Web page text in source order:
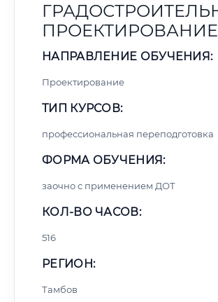
ПРОЕКТИРОВАНИЕ
НАПРАВЛЕНИЕ ОБУЧЕНИЯ:
Проектирование
ТИП КУРСОВ:
профессиональная переподготовка
ФОРМА ОБУЧЕНИЯ:
заочно с применением ДОТ
КОЛ-ВО ЧАСОВ:
516
РЕГИОН:
Тамбов